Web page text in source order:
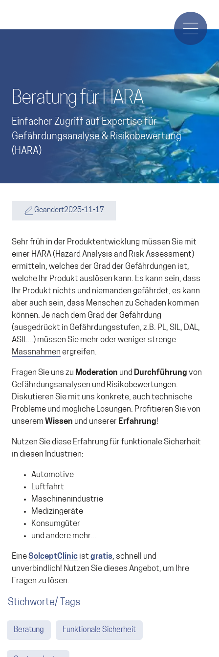
Beratung für HARA
Einfacher Zugriff auf Expertise für
Gefährdungsanalyse & Risikobewertung
(HARA)
Geändert2025-11-17
Sehr früh in der Produktentwicklung müssen Sie mit
einer HARA (Hazard Analysis and Risk Assessment)
ermitteln, welches der Grad der Gefährdungen ist,
welche Ihr Produkt auslösen kann. Es kann sein, dass
Ihr Produkt nichts und niemanden gefährdet, es kann
aber auch sein, dass Menschen zu Schaden kommen
können. Je nach dem Grad der Gefährdung
(ausgedrückt in Gefährdungsstufen, z.B. PL, SIL, DAL,
ASIL...) müssen Sie mehr oder weniger strenge
Massnahmen ergreifen.
Fragen Sie uns zu Moderation und Durchführung von
Gefährdungsanalysen und Risikobewertungen.
Diskutieren Sie mit uns konkrete, auch technische
Probleme und mögliche Lösungen. Profitieren Sie von
unserem Wissen und unserer Erfahrung!
Nutzen Sie diese Erfahrung für funktionale Sicherheit
in diesen Industrien:
Automotive
Luftfahrt
Maschinenindustrie
Medizingeräte
Konsumgüter
und andere mehr...
EineSolceptClinic ist gratis, schnell und
unverbindlich! Nutzen Sie dieses Angebot, um Ihre
Fragen zu lösen.
Stichworte/ Tags
Beratung Funktionale Sicherheit